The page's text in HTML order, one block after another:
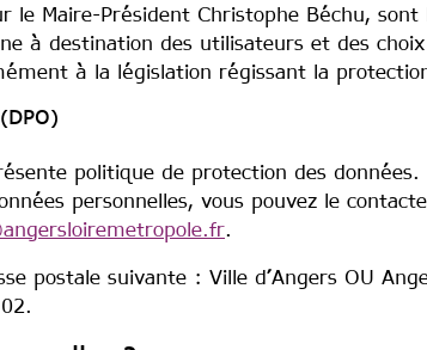
le Maire-Président Christophe Béchu,
à destination des utilisateurs et des
à la législation régissant la
politique de protection des
personnelles, vous pouvez le
.
postale suivante : Ville d’Angers OU